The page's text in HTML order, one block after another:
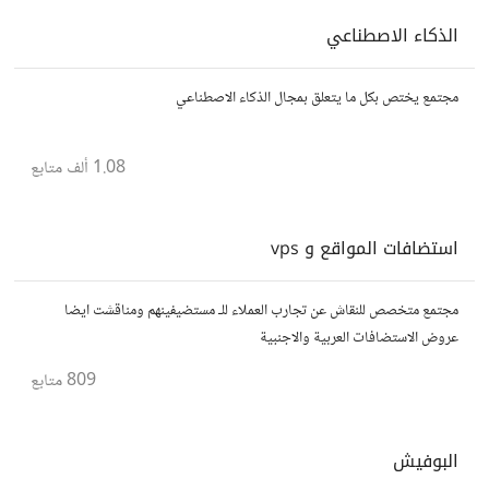
الذكاء الاصطناعي
مجتمع يختص بكل ما يتعلق بمجال الذكاء الاصطناعي
1.08 ألف متابع
استضافات المواقع و vps
مجتمع متخصص للنقاش عن تجارب العملاء للـ مستضيفينهم ومناقشت ايضا
عروض الاستضافات العربية والاجنبية
809متابع
البوفيش